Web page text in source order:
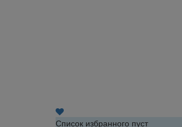
Список избранного пуст